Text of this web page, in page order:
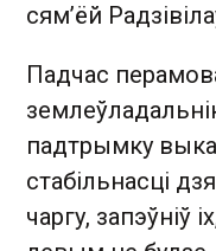
сям’ёй
Падчас
падтрымку
стабільнасці
чаргу, запэўніў